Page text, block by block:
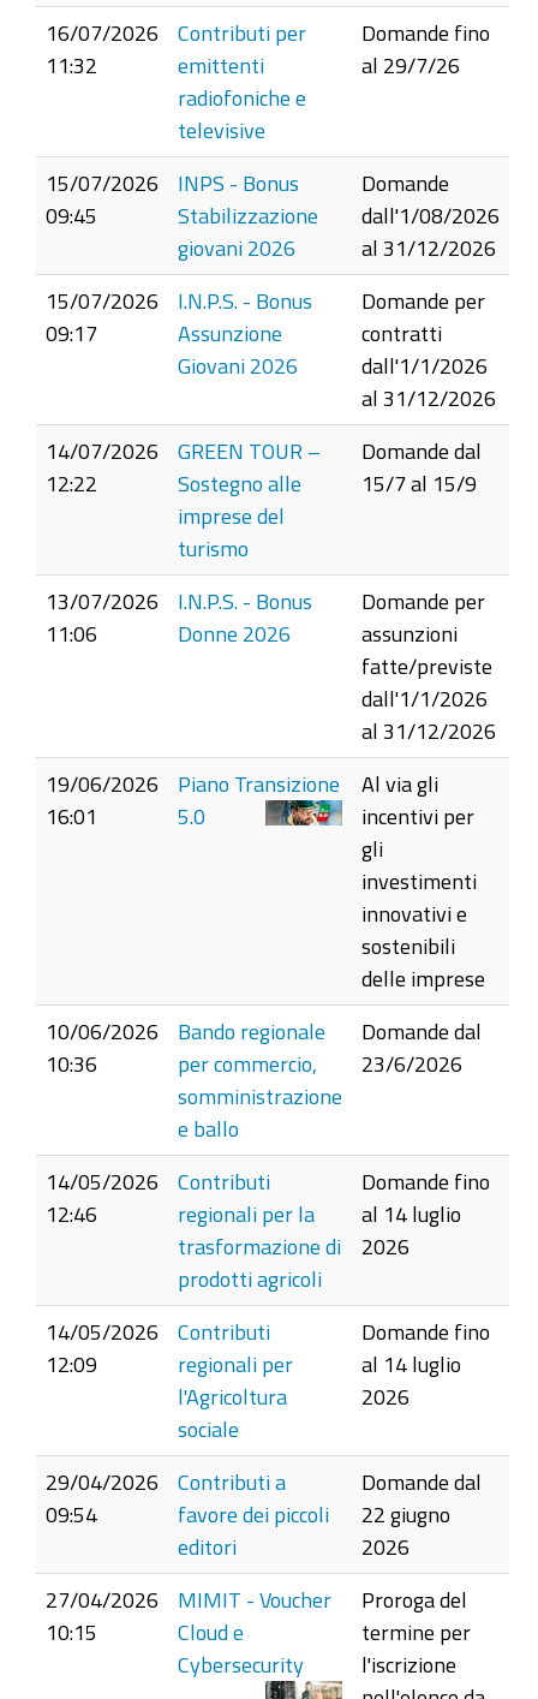
16/07/2026
11:32
Contributi per
emittenti
radiofoniche e
televisive
Domande fino
al 29/7/26
15/07/2026
09:45
INPS - Bonus
Stabilizzazione
giovani 2026
Domande
dall'1/08/2026
al 31/12/2026
15/07/2026
09:17
I.N.P.S. - Bonus
Assunzione
Giovani 2026
Domande per
contratti
dall'1/1/2026
al 31/12/2026
14/07/2026
12:22
GREEN TOUR –
Sostegno alle
imprese del
turismo
Domande dal
15/7 al 15/9
13/07/2026
11:06
I.N.P.S. - Bonus
Donne 2026
Domande per
assunzioni
fatte/previste
dall'1/1/2026
al 31/12/2026
19/06/2026
16:01
Piano Transizione
5.0
Al via gli
incentivi per
gli
investimenti
innovativi e
sostenibili
delle imprese
10/06/2026
10:36
Bando regionale
per commercio,
somministrazione
e ballo
Domande dal
23/6/2026
14/05/2026
12:46
Contributi
regionali per la
trasformazione di
prodotti agricoli
Domande fino
al 14 luglio
2026
14/05/2026
12:09
Contributi
regionali per
l'Agricoltura
sociale
Domande fino
al 14 luglio
2026
29/04/2026
09:54
Contributi a
favore dei piccoli
editori
Domande dal
22 giugno
2026
27/04/2026
10:15
MIMIT - Voucher
Cloud e
Cybersecurity
Proroga del
termine per
l'iscrizione